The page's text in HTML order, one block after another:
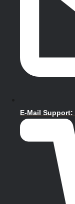
E-Mail Support: